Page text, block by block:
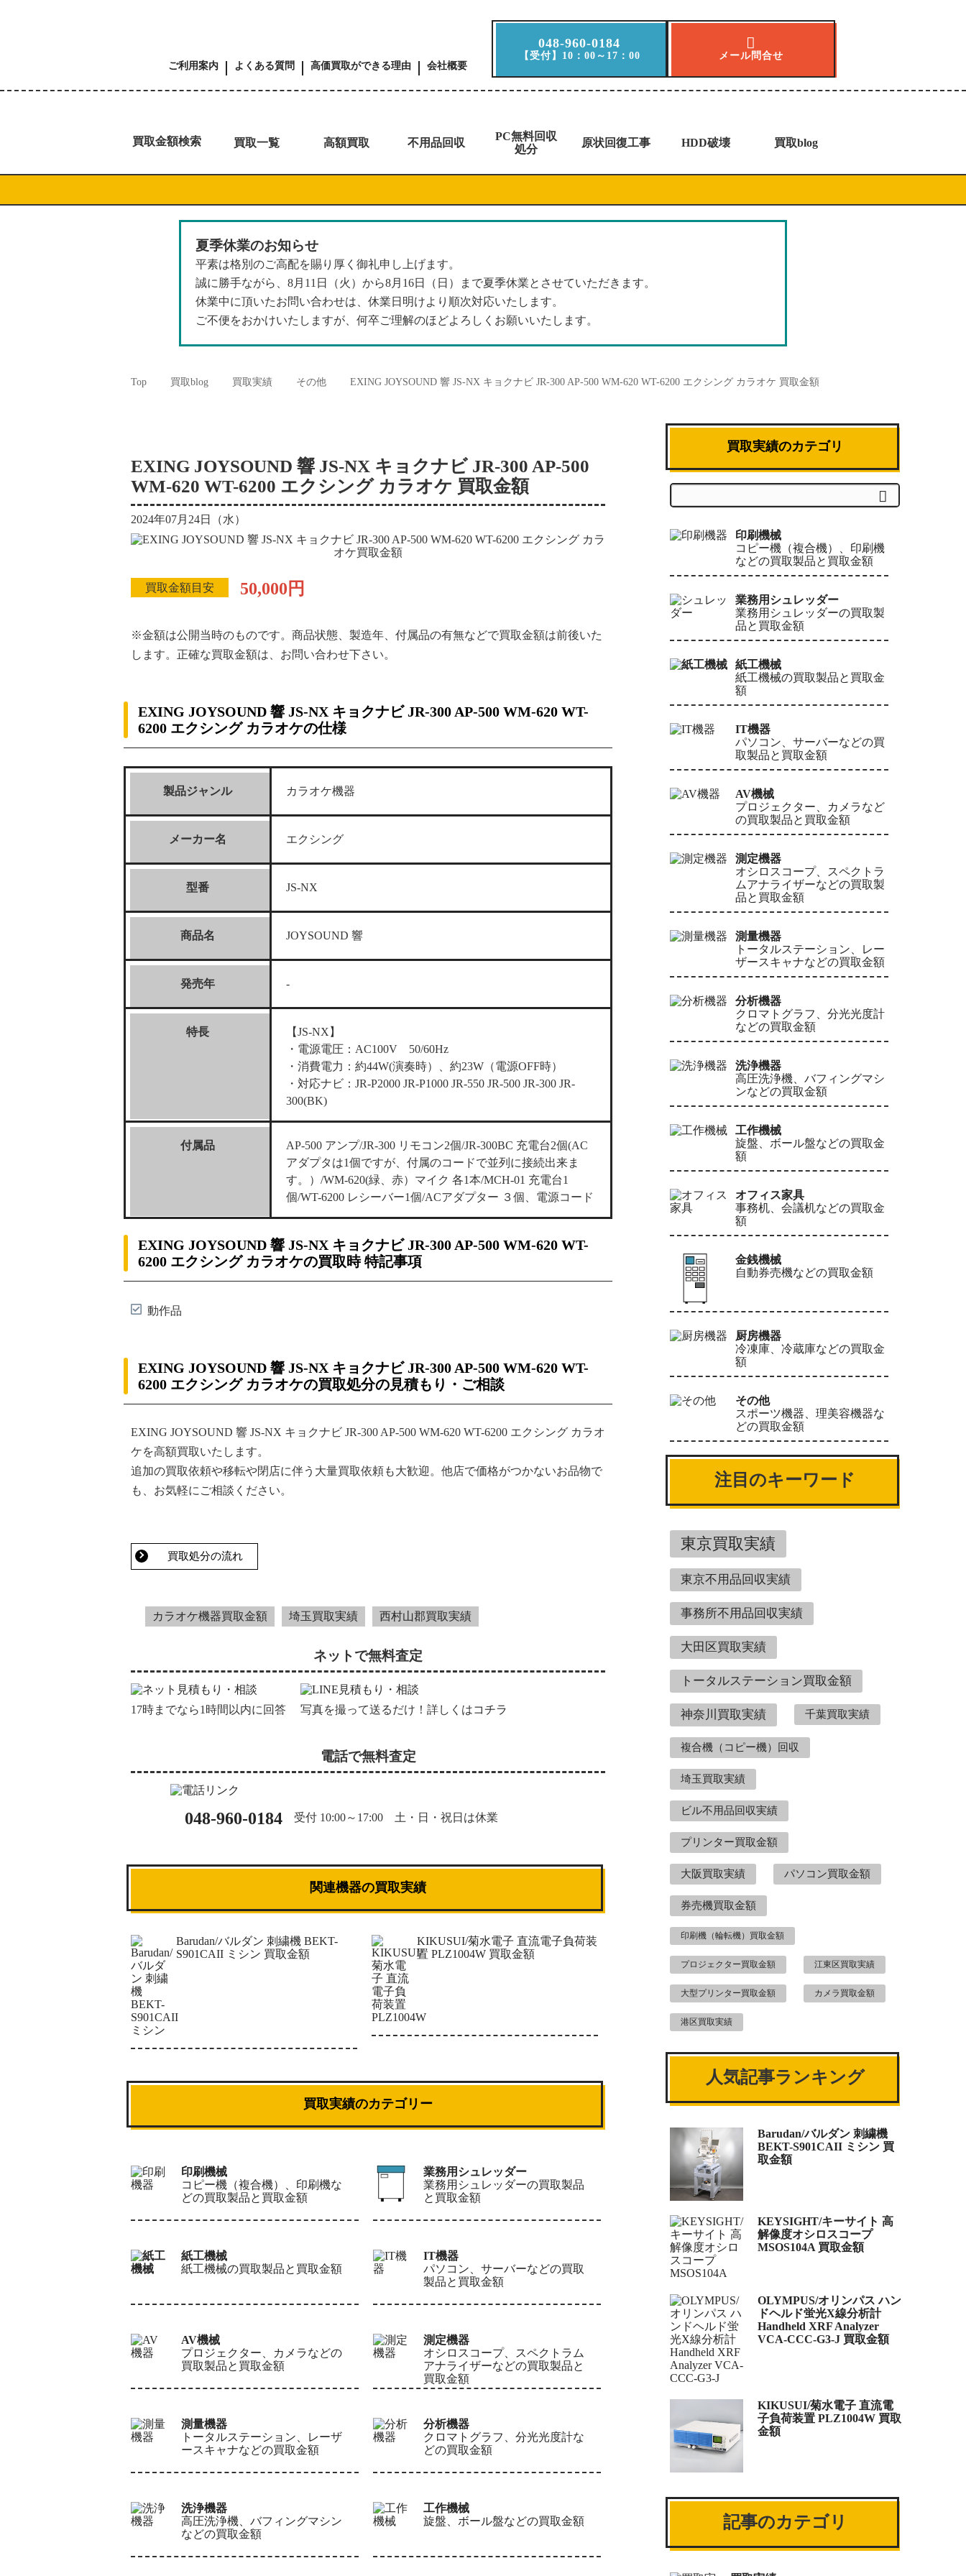
048-960-0184
【受付】10：00～17：00
メール問合せ
ご利用案内
よくある質問 高価買取ができる理由 会社概要
買取金額検索 買取一覧 高額買取 不用品回収
PC無料回収
処分
原状回復工事 HDD破壊 買取blog
夏季休業のお知らせ
平素は格別のご高配を賜り厚く御礼申し上げます。
誠に勝手ながら、8月11日（火）から8月16日（日）まで夏季休業とさせていただきます。
休業中に頂いたお問い合わせは、休業日明けより順次対応いたします。
ご不便をおかけいたしますが、何卒ご理解のほどよろしくお願いいたします。
Top 買取blog 買取実績 その他 EXING JOYSOUND 響 JS-NX キョクナビ JR-300 AP-500 WM-620 WT-6200 エクシング カラオケ 買取金額
EXING JOYSOUND 響 JS-NX キョクナビ JR-300 AP-500
WM-620 WT-6200 エクシング カラオケ 買取金額
2024年07月24日（水）
買取金額目安 50,000円
※金額は公開当時のものです。商品状態、製造年、付属品の有無などで買取金額は前後いた
します。正確な買取金額は、お問い合わせ下さい。
EXING JOYSOUND 響 JS-NX キョクナビ JR-300 AP-500 WM-620 WT-
6200 エクシング カラオケの仕様
製品ジャンル カラオケ機器
メーカー名 エクシング
型番 JS-NX
商品名 JOYSOUND 響
発売年 -
特長
【JS-NX】
・電源電圧：AC100V 50/60Hz
・消費電力：約44W(演奏時）、約23W（電源OFF時）
・対応ナビ：JR-P2000 JR-P1000 JR-550 JR-500 JR-300 JR-
300(BK)
付属品
AP-500 アンプ/JR-300 リモコン2個/JR-300BC 充電台2個(AC
アダプタは1個ですが、付属のコードで並列に接続出来ま
す。）/WM-620(緑、赤）マイク 各1本/MCH-01 充電台1
個/WT-6200 レシーバー1個/ACアダプター ３個、電源コード
EXING JOYSOUND 響 JS-NX キョクナビ JR-300 AP-500 WM-620 WT-
6200 エクシング カラオケの買取時 特記事項
動作品
EXING JOYSOUND 響 JS-NX キョクナビ JR-300 AP-500 WM-620 WT-
6200 エクシング カラオケの買取処分の見積もり・ご相談
EXING JOYSOUND 響 JS-NX キョクナビ JR-300 AP-500 WM-620 WT-6200 エクシング カラオ
ケを高額買取いたします。
追加の買取依頼や移転や閉店に伴う大量買取依頼も大歓迎。他店で価格がつかないお品物で
も、お気軽にご相談ください。
買取処分の流れ
カラオケ機器買取金額 埼玉買取実績 西村山郡買取実績
ネットで無料査定
17時までなら1時間以内に回答 写真を撮って送るだけ！詳しくはコチラ
電話で無料査定
048-960-0184 受付 10:00～17:00 土・日・祝日は休業
関連機器の買取実績
Barudan/バルダン 刺繍機 BEKT-
S901CAII ミシン 買取金額
KIKUSUI/菊水電子 直流電子負荷装
置 PLZ1004W 買取金額
買取実績のカテゴリー
印刷機械
コピー機（複合機）、印刷機な
どの買取製品と買取金額
業務用シュレッダー
業務用シュレッダーの買取製品
と買取金額
紙工機械
紙工機械の買取製品と買取金額
IT機器
パソコン、サーバーなどの買取
製品と買取金額
AV機械
プロジェクター、カメラなどの
買取製品と買取金額
測定機器
オシロスコープ、スペクトラム
アナライザーなどの買取製品と
買取金額
測量機器
トータルステーション、レーザ
ースキャナなどの買取金額
分析機器
クロマトグラフ、分光光度計な
どの買取金額
洗浄機器
高圧洗浄機、バフィングマシン
などの買取金額
工作機械
旋盤、ボール盤などの買取金額
買取実績のカテゴリ
印刷機械
コピー機（複合機）、印刷機
などの買取製品と買取金額
業務用シュレッダー
業務用シュレッダーの買取製
品と買取金額
紙工機械
紙工機械の買取製品と買取金
額
IT機器
パソコン、サーバーなどの買
取製品と買取金額
AV機械
プロジェクター、カメラなど
の買取製品と買取金額
測定機器
オシロスコープ、スペクトラ
ムアナライザーなどの買取製
品と買取金額
測量機器
トータルステーション、レー
ザースキャナなどの買取金額
分析機器
クロマトグラフ、分光光度計
などの買取金額
洗浄機器
高圧洗浄機、バフィングマシ
ンなどの買取金額
工作機械
旋盤、ボール盤などの買取金
額
オフィス家具
事務机、会議机などの買取金
額
金銭機械
自動券売機などの買取金額
厨房機器
冷凍庫、冷蔵庫などの買取金
額
その他
スポーツ機器、理美容機器な
どの買取金額
注目のキーワード
東京買取実績
東京不用品回収実績
事務所不用品回収実績
大田区買取実績
トータルステーション買取金額
神奈川買取実績 千葉買取実績
複合機（コピー機）回収
埼玉買取実績
ビル不用品回収実績
プリンター買取金額
大阪買取実績 パソコン買取金額
券売機買取金額
印刷機（輪転機）買取金額
プロジェクター買取金額 江東区買取実績
大型プリンター買取金額 カメラ買取金額
港区買取実績
人気記事ランキング
Barudan/バルダン 刺繍機
BEKT-S901CAII ミシン 買
取金額
KEYSIGHT/キーサイト 高
解像度オシロスコープ
MSOS104A 買取金額
OLYMPUS/オリンパス ハン
ドヘルド蛍光X線分析計
Handheld XRF Analyzer
VCA-CCC-G3-J 買取金額
KIKUSUI/菊水電子 直流電
子負荷装置 PLZ1004W 買取
金額
記事のカテゴリ